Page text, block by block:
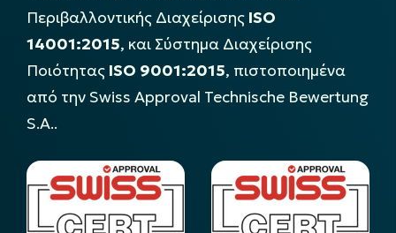
Περιβαλλοντικής Διαχείρισης ISO
14001:2015, και Σύστημα Διαχείρισης
Ποιότητας ISO 9001:2015, πιστοποιημένα
από την Swiss Approval Technische Bewertung
S.A..